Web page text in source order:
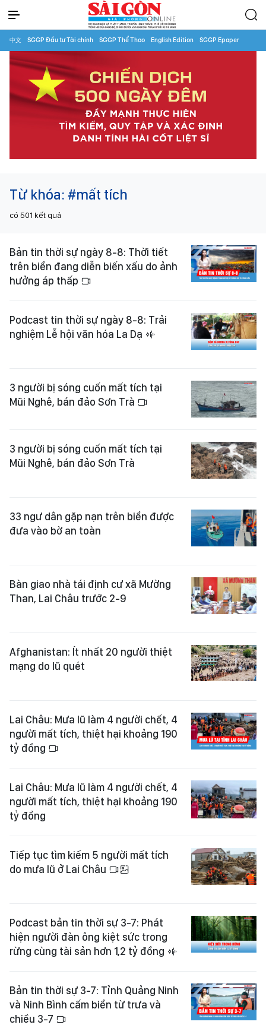
中文 SGGP Đầu tư Tài chính SGGP Thể Thao English Edition SGGP Epaper
Từ khóa: #mất tích
có 501 kết quả
Bản tin thời sự ngày 8-8: Thời tiết
trên biển đang diễn biến xấu do ảnh
hưởng áp thấp
Podcast tin thời sự ngày 8-8: Trải
nghiệm Lễ hội văn hóa La Dạ
3 người bị sóng cuốn mất tích tại
Mũi Nghê, bán đảo Sơn Trà
3 người bị sóng cuốn mất tích tại
Mũi Nghê, bán đảo Sơn Trà
33 ngư dân gặp nạn trên biển được
đưa vào bờ an toàn
Bàn giao nhà tái định cư xã Mường
Than, Lai Châu trước 2-9
Afghanistan: Ít nhất 20 người thiệt
mạng do lũ quét
Lai Châu: Mưa lũ làm 4 người chết, 4
người mất tích, thiệt hại khoảng 190
tỷ đồng
Lai Châu: Mưa lũ làm 4 người chết, 4
người mất tích, thiệt hại khoảng 190
tỷ đồng
Tiếp tục tìm kiếm 5 người mất tích
do mưa lũ ở Lai Châu
Podcast bản tin thời sự 3-7: Phát
hiện người đàn ông kiệt sức trong
rừng cùng tài sản hơn 1,2 tỷ đồng
Bản tin thời sự 3-7: Tỉnh Quảng Ninh
và Ninh Bình cấm biển từ trưa và
chiều 3-7